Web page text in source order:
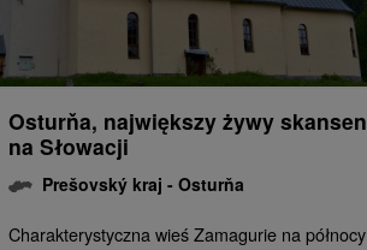
Osturňa, największy żywy skansen
na Słowacji
Prešovský kraj - Osturňa
Charakterystyczna wieś Zamagurie na północy